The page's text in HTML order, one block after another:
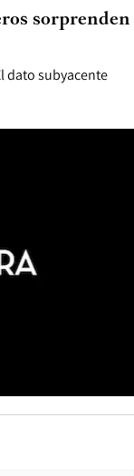
dato subyacente
sorprenden